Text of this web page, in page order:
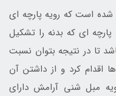
است که رویه پارچه ای
ای که بدنه را تشکیل
تا در نتیجه بتوان نسبت
اقدام کرد و از داشتن آن
مبل شنی آرامش دارای